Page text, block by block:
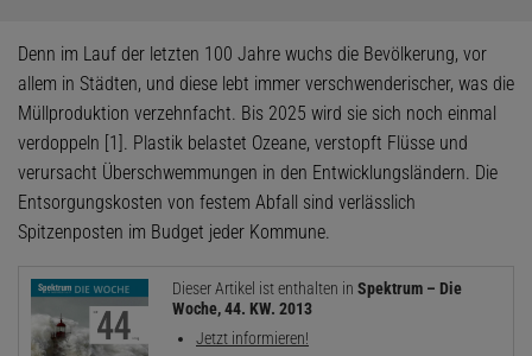
Denn im Lauf der letzten 100 Jahre wuchs die Bevölkerung, vor
allem in Städten, und diese lebt immer verschwenderischer, was die
Müllproduktion verzehnfacht. Bis 2025 wird sie sich noch einmal
verdoppeln [1]. Plastik belastet Ozeane, verstopft Flüsse und
verursacht Überschwemmungen in den Entwicklungsländern. Die
Entsorgungskosten von festem Abfall sind verlässlich
Spitzenposten im Budget jeder Kommune.
Dieser Artikel ist enthalten in Spektrum – Die
Woche, 44. KW. 2013
Jetzt informieren!